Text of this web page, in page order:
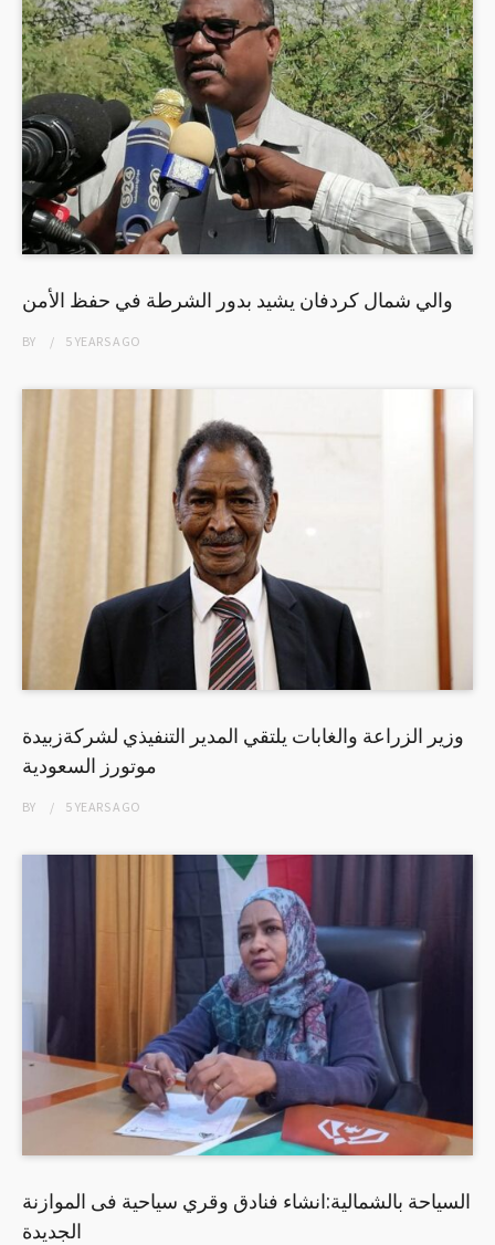
والي شمال كردفان يشيد بدور الشرطة في حفظ الأمن
BY 5 YEARSAGO
وزير الزراعة والغابات يلتقي المدير التنفيذي لشركةزبيدة
موتورز السعودية
BY 5 YEARSAGO
السياحة بالشمالية:انشاء فنادق وقري سياحية فى الموازنة
الجديدة